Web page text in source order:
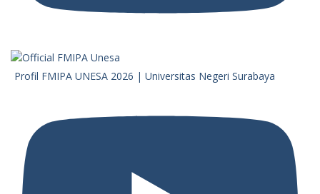
Profil FMIPA UNESA 2026 | Universitas Negeri Surabaya